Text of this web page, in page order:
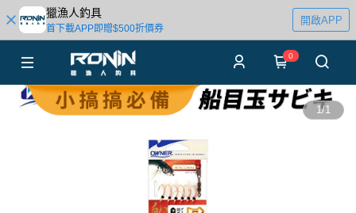
獵漁人釣具
首下載APP即贈$500折價券
開啟APP
0
1/1